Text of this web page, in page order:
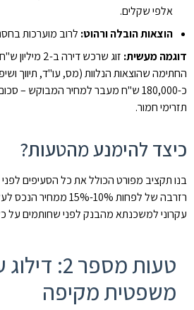
אלפי שקלים.
הוצאות הובלה ורהוט: לרוב מוערכות
דוגמה מעשית:
זוג שרכש
החתימה שהוצאות הנלוות (מס, עו"ד, תיווך
כ-180,000 ש"ח מעבר למחיר המבוקש –
תזרימי חמור.
כיצד להימנע מהטעות?
בנו תקציב מפורט הכולל את כל הסעיפים
רזרבה של לפחות 10%-15%
עקרוני למשכנתא מהבנק לפני שחותמים על
טעות מספר
משפטית מקיפה